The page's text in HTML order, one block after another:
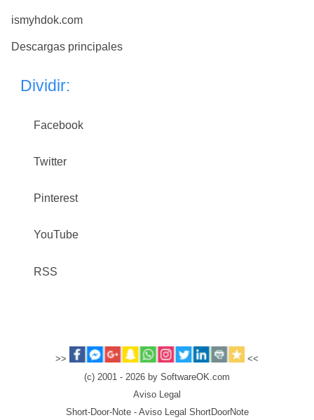
ismyhdok.com
Descargas principales
Dividir:
Facebook
Twitter
Pinterest
YouTube
RSS
>>
<<
(c) 2001 - 2026 by SoftwareOK.com
Aviso Legal
Short-Door-Note - Aviso Legal ShortDoorNote